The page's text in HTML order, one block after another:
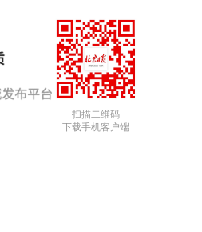
扫描二维码
下载手机客户端